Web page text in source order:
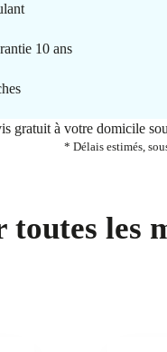
10 ans
gratuit à votre domicile
* Délais estimés,
les